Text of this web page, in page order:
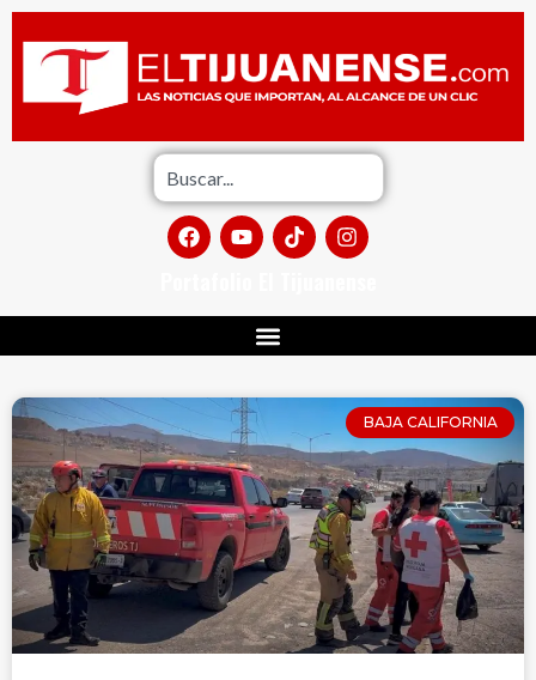
BAJA CALIFORNIA